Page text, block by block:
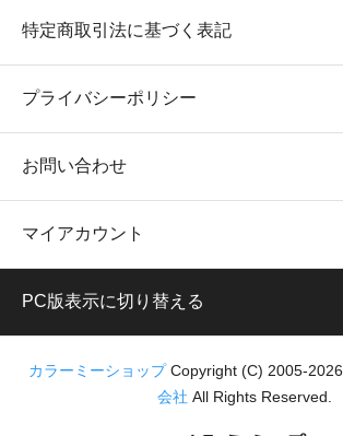
特定商取引法に基づく表記
プライバシーポリシー
お問い合わせ
マイアカウント
PC版表示に切り替える
カラーミーショップ Copyright (C) 2005-2026
会社 All Rights Reserved.